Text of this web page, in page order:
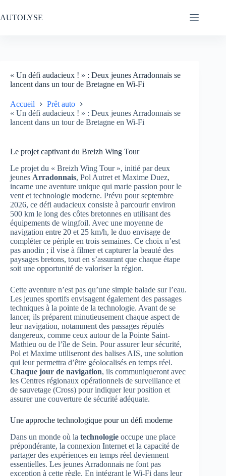
au
contenu
AUTOLYSE
« Un défi audacieux ! » : Deux jeunes Arradonnais se
lancent dans un tour de Bretagne en Wi-Fi
Accueil
Prêt auto
« Un défi audacieux ! » : Deux jeunes Arradonnais se
lancent dans un tour de Bretagne en Wi-Fi
Le projet captivant du Breizh Wing Tour
Le projet du « Breizh Wing Tour », initié par deux
jeunes Arradonnais, Pol Autret et Maxime Duez,
incarne une aventure unique qui marie passion pour le
vent et technologie moderne. Prévu pour septembre
2026, ce défi audacieux consiste à parcourir environ
500 km le long des côtes bretonnes en utilisant des
équipements de wingfoil. Avec une moyenne de
navigation entre 20 et 25 km/h, le duo envisage de
compléter ce périple en trois semaines. Ce choix n’est
pas anodin ; il vise à filmer et capturer la beauté des
paysages bretons, tout en s’assurant que chaque étape
soit une opportunité de valoriser la région.
Cette aventure n’est pas qu’une simple balade sur l’eau.
Les jeunes sportifs envisagent également des passages
techniques à la pointe de la technologie. Avant de se
lancer, ils préparent minutieusement chaque aspect de
leur navigation, notamment des passages réputés
dangereux, comme ceux autour de la Pointe Saint-
Mathieu ou de l’île de Sein. Pour assurer leur sécurité,
Pol et Maxime utiliseront des balises AIS, une solution
qui leur permettra d’être géolocalisés en temps réel.
Chaque jour de navigation, ils communiqueront avec
les Centres régionaux opérationnels de surveillance et
de sauvetage (Cross) pour indiquer leur position et
assurer une couverture de sécurité adéquate.
Une approche technologique pour un défi moderne
Dans un monde où la technologie occupe une place
prépondérante, la connexion Internet et la capacité de
partager des expériences en temps réel deviennent
essentielles. Les jeunes Arradonnais ne font pas
exception à cette règle. En intégrant le Wi-Fi dans leur